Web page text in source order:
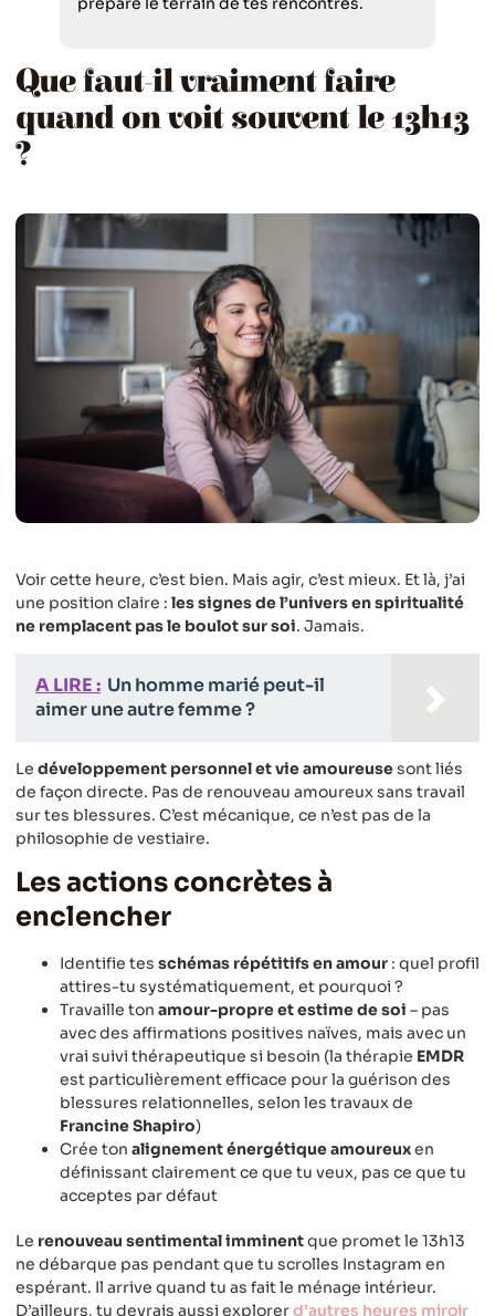
Que faut-il vraiment faire
quand on voit souvent le 13h13
?
Voir cette heure, c’est bien. Mais agir, c’est mieux. Et là, j’ai
une position claire : les signes de l’univers en spiritualité
ne remplacent pas le boulot sur soi. Jamais.
A LIRE : Un homme marié peut-il
aimer une autre femme ?
Le développement personnel et vie amoureusesont liés
de façon directe. Pas de renouveau amoureux sans travail
sur tes blessures. C’est mécanique, ce n’est pas de la
philosophie de vestiaire.
Les actions concrètes à
enclencher
Identifie tes schémas répétitifs en amour : quel profil
attires-tu systématiquement, et pourquoi ?
Travaille ton amour-propre et estime de soi – pas
avec des affirmations positives naïves, mais avec un
vrai suivi thérapeutique si besoin (la thérapie EMDR
est particulièrement efficace pour la guérison des
blessures relationnelles, selon les travaux de
Francine Shapiro)
Crée ton alignement énergétique amoureuxen
définissant clairement ce que tu veux, pas ce que tu
acceptes par défaut
Le renouveau sentimental imminentque promet le 13h13
ne débarque pas pendant que tu scrolles Instagram en
espérant. Il arrive quand tu as fait le ménage intérieur.
D’ailleurs, tu devrais aussi explorerd’autres heures miroir